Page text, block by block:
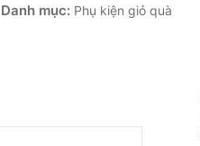
Danh mục: Phụ kiện giỏ quà